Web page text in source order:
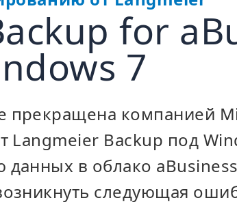
for
7
прекращена компанией
Langmeier Backup под
в облако
следующая